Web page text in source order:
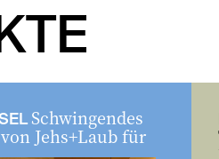
Schwingendes
Jehs+Laub für